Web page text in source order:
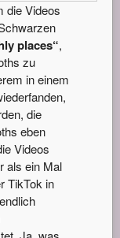
die Videos
places“,
zu
in einem
die
eben
Videos
als ein Mal
TikTok in